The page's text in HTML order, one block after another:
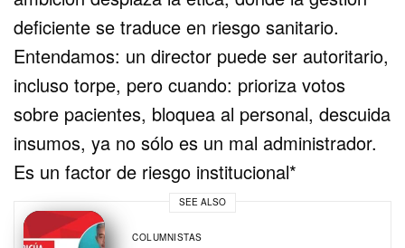
deficiente se traduce en riesgo sanitario.
Entendamos: un director puede ser autoritario,
incluso torpe, pero cuando: prioriza votos
sobre pacientes, bloquea al personal, descuida
insumos, ya no sólo es un mal administrador.
Es un factor de riesgo institucional*
SEE ALSO
COLUMNISTAS